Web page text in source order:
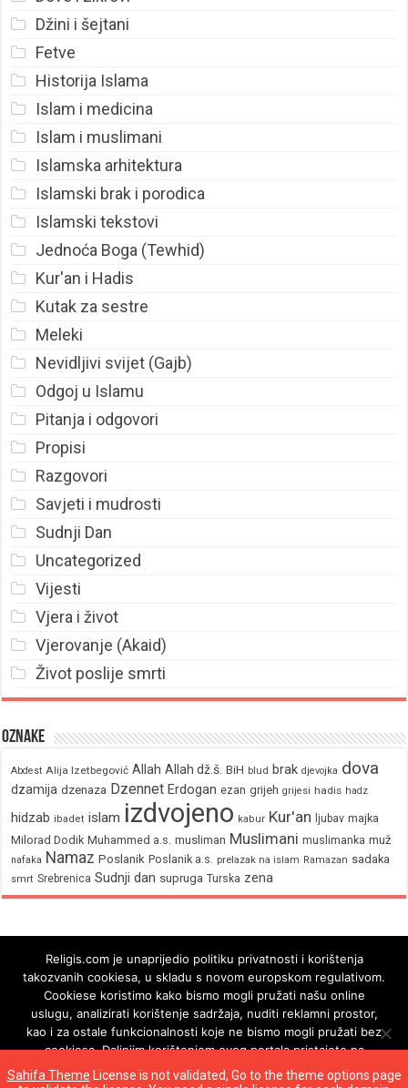
Džini i šejtani
Fetve
Historija Islama
Islam i medicina
Islam i muslimani
Islamska arhitektura
Islamski brak i porodica
Islamski tekstovi
Jednoća Boga (Tewhid)
Kur'an i Hadis
Kutak za sestre
Meleki
Nevidljivi svijet (Gajb)
Odgoj u Islamu
Pitanja i odgovori
Propisi
Razgovori
Savjeti i mudrosti
Sudnji Dan
Uncategorized
Vijesti
Vjera i život
Vjerovanje (Akaid)
Život poslije smrti
Oznake
Abdest Alija Izetbegović Allah Allah dž.š. BiH blud brak djevojka dova
dzamija dzenaza Dzennet Erdogan ezan grijeh grijesi hadis hadz
hidzab ibadet islam izdvojeno kabur Kur'an ljubav majka
Milorad Dodik Muhammed a.s. musliman Muslimani muslimanka muž
nafaka Namaz Poslanik Poslanik a.s. prelazak na islam Ramazan sadaka
smrt Srebrenica Sudnji dan supruga Turska zena
Sahifa Theme License is not validated, Go to the theme options page
Religis.com je unaprijedio politiku privatnosti i korištenja
takozvanih cookiesa, u skladu s novom europskom regulativom.
Cookiese koristimo kako bismo mogli pružati našu online
uslugu, analizirati korištenje sadržaja, nuditi reklamni prostor,
kao i za ostale funkcionalnosti koje ne bismo mogli pružati bez
cookiesa. Daljnjim korištenjem ovog portala pristajete na
korištenje cookiesa.